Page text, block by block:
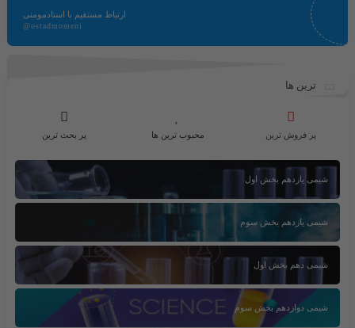
ارتباط مستقیم با استادمومنی
@ostadmomeni
ترین ها
پر فروش ترین محبوب ترین ها پر بحث ترین
شیمی یازدهم بخش اول
شیمی یازدهم بخش سوم
شیمی دهم بخش اول
شیمی دوازدهم بخش سوم